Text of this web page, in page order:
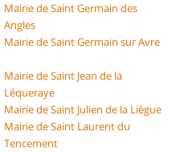
Mairie de Saint Germain des
Angles
Mairie de Saint Germain sur Avre
Mairie de Saint Jean de la
Léqueraye
Mairie de Saint Julien de la Liègue
Mairie de Saint Laurent du
Tencement